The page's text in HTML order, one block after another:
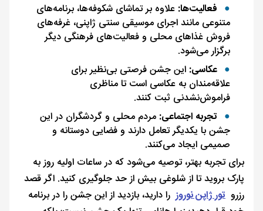
فعالیت‌ها: علاوه بر تماشای شکوفه‌ها، برنامه‌های
متنوعی مانند اجرای موسیقی سنتی ژاپنی، غرفه‌های
فروش غذاهای محلی و فعالیت‌های فرهنگی دیگر
برگزار می‌شود.
عکاسی: این جشن فرصتی بی‌نظیر برای
علاقه‌مندان به عکاسی است تا مناظری
فراموش‌نشدنی ثبت کنند.
تجربه اجتماعی: مردم محلی و گردشگران در این
جشن با یکدیگر تعامل دارند و فضایی دوستانه و
صمیمی ایجاد می‌کنند.
برای تجربه بهتر، توصیه می‌شود که در ساعات اولیه روز به
پارک بروید تا از شلوغی بیش از حد جلوگیری کنید. اگر قصد
رزرو تور ژاپن نوروز را دارید، بازدید از این جشن را در برنامه